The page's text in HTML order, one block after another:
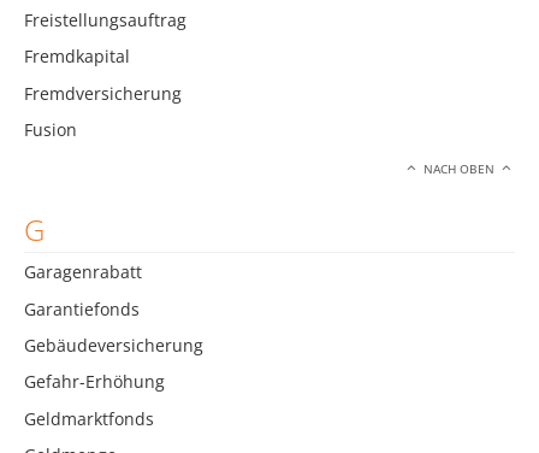
Freistellungsauftrag
Fremdkapital
Fremdversicherung
Fusion
NACH OBEN
G
Garagenrabatt
Garantiefonds
Gebäudeversicherung
Gefahr-Erhöhung
Geldmarktfonds